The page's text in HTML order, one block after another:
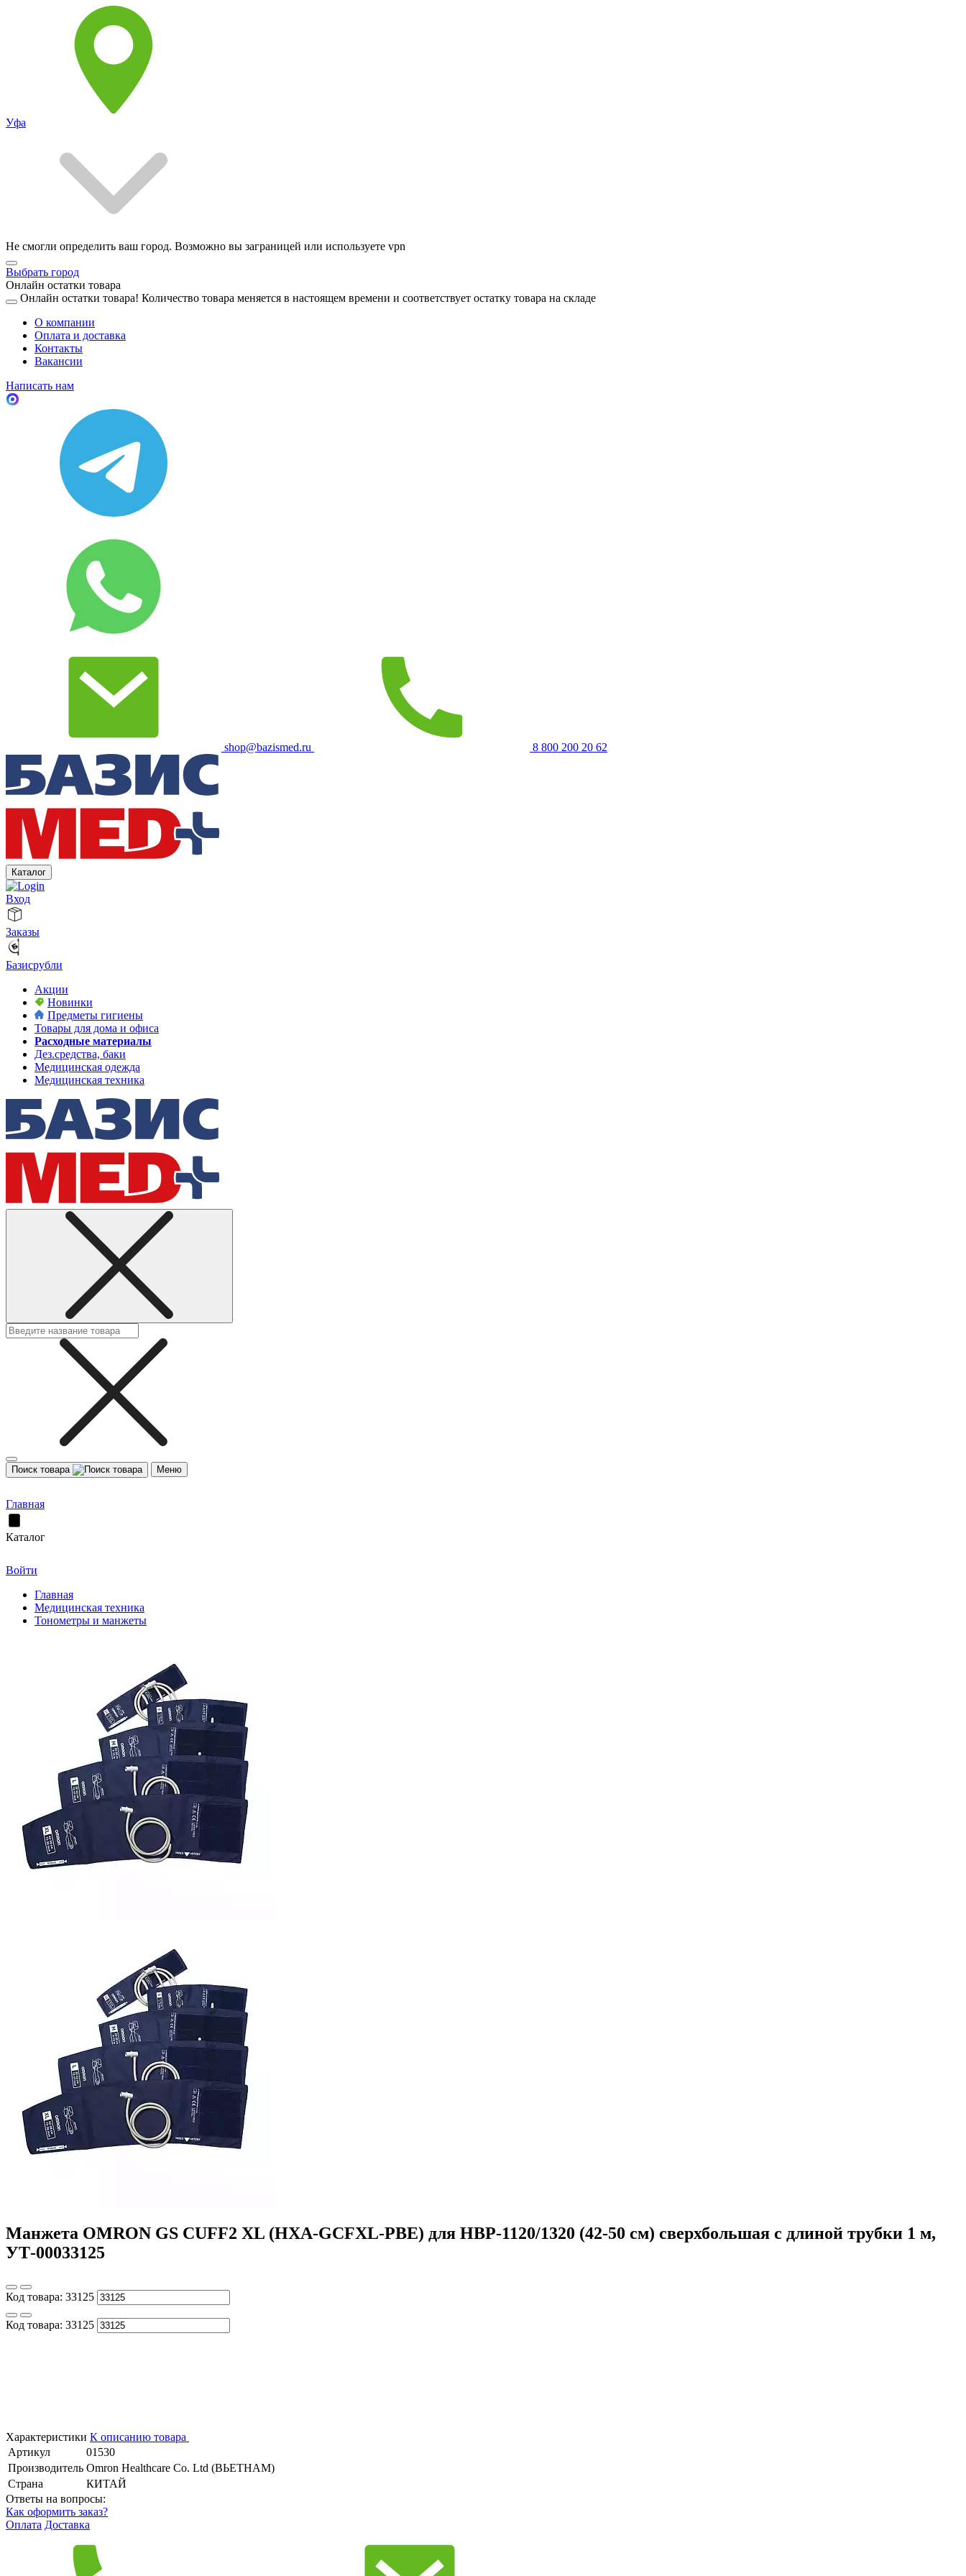
Уфа
Не смогли определить ваш город. Возможно вы заграницей или используете vpn
Выбрать город
Онлайн остатки товара
Онлайн остатки товара! Количество товара меняется в настоящем времени и соответствует остатку товара на складе
О компании
Оплата и доставка
Контакты
Вакансии
Написать нам
shop@bazismed.ru 8 800 200 20 62
Каталог
Вход
Заказы
Базисрубли
Акции
Новинки
Предметы гигиены
Товары для дома и офиса
Расходные материалы
Дез.средства, баки
Медицинская одежда
Медицинская техника
Поиск товара Меню
Главная
Каталог
Войти
Главная
Медицинская техника
Тонометры и манжеты
Манжета OMRON GS CUFF2 XL (HXA-GCFXL-PBE) для HBP-1120/1320 (42-50 см) сверхбольшая c длиной трубки 1 м,
УТ-00033125
Код товара: 33125
Код товара: 33125
Характеристики К описанию товара
Артикул
01530
Производитель Omron Healthcare Co. Ltd (ВЬЕТНАМ)
Страна
КИТАЙ
Ответы на вопросы:
Как оформить заказ?
Оплата Доставка